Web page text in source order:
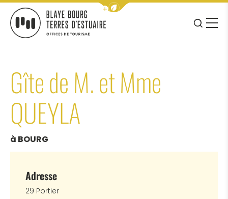
Afficher la barre de navigation
JE
MENU
Gîte de M. et Mme
QUEYLA
à BOURG
Adresse
29 Portier